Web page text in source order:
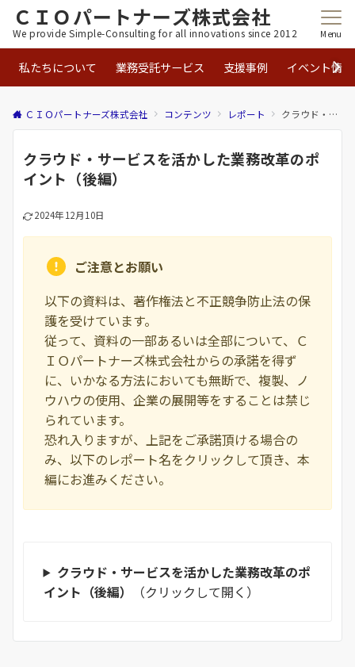
ＣＩＯパートナーズ株式会社
We provide Simple-Consulting for all innovations since 2012 Menu
私たちについて 業務受託サービス 支援事例 イベント情報
ＣＩＯパートナーズ株式会社 コンテンツ レポート クラウド・サービスを活かした業務改革のポイント（後編）
クラウド・サービスを活かした業務改革のポ
イント（後編）
2024年12月10日
ご注意とお願い
以下の資料は、著作権法と不正競争防止法の保
護を受けています。
従って、資料の一部あるいは全部について、Ｃ
ＩＯパートナーズ株式会社からの承諾を得ず
に、いかなる方法においても無断で、複製、ノ
ウハウの使用、企業の展開等をすることは禁じ
られています。
恐れ入りますが、上記をご承諾頂ける場合の
み、以下のレポート名をクリックして頂き、本
編にお進みください。
クラウド・サービスを活かした業務改革のポ
イント（後編）
（クリックして開く）